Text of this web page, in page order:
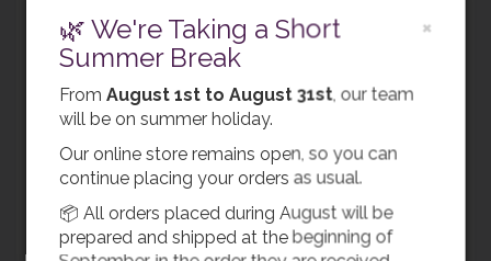
INGRÉDIENTS
Retour
×
🌿 We're Taking a Short
Summer Break
From August 1st to August 31st, our team
will be on summer holiday.
Our online store remains open, so you can
continue placing your orders as usual.
📦 All orders placed during August will be
prepared and shipped at the beginning of